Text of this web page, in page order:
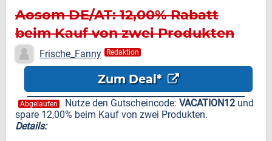
Aosom DE/AT: 12,00% Rabatt
beim Kauf von zwei Produkten
Frische_Fanny Redaktion
Zum Deal*
Abgelaufen Nutze den Gutscheincode: VACATION12 und
spare 12,00% beim Kauf von zwei Produkten.
Details: